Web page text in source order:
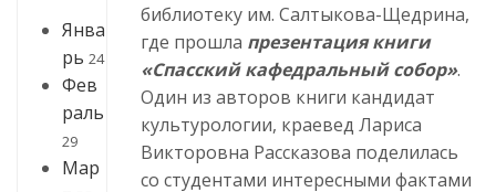
Янва
рь 24
Фев
раль
29
Мар
библиотеку им. Салтыкова-Щедрина,
где прошла презентация книги
«Спасский кафедральный собор».
Один из авторов книги кандидат
культурологии, краевед Лариса
Викторовна Рассказова поделилась
со студентами интересными фактами